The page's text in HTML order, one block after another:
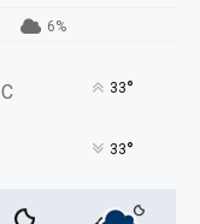
6%
C 33°
33°